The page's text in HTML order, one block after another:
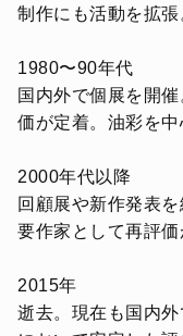
制作にも活動を拡張
1980〜90年代
国内外で個展を開
価が定着。油彩を中
2000年代以降
回顧展や新作発表
要作家として再評価
2015年
逝去。現在も国内